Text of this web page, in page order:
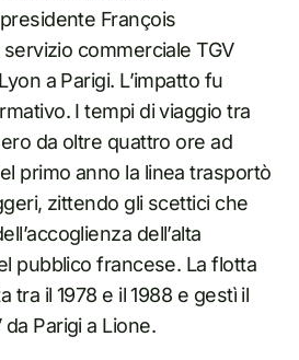
François
commerciale TGV
a Parigi. L’impatto fu
I tempi di viaggio tra
da oltre quattro ore ad
primo anno la linea trasportò
zittendo gli scettici che
dell’alta
pubblico francese. La flotta
tra il 1978 e il 1988 e gestì il
Parigi a Lione.